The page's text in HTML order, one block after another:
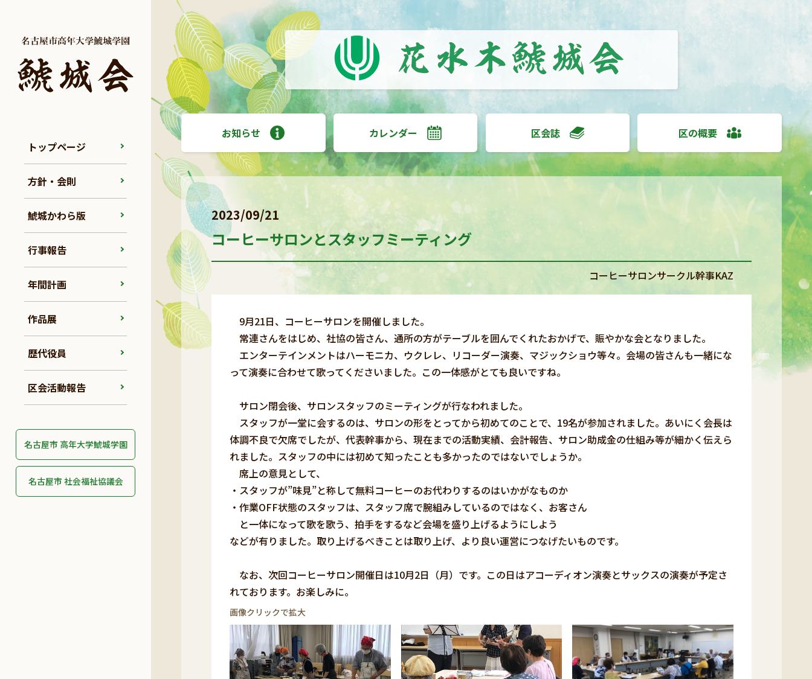
トップページ
方針・会則
鯱城かわら版
行事報告
年間計画
作品展
歴代役員
区会活動報告
名古屋市 高年大学鯱城学園
名古屋市 社会福祉協議会
お知らせ カレンダー 区会誌 区の概要
2023/09/21
コーヒーサロンとスタッフミーティング
コーヒーサロンサークル幹事KAZ
9月21日、コーヒーサロンを開催しました。
常連さんをはじめ、社協の皆さん、通所の方がテーブルを囲んでくれたおかげで、賑やかな会となりました。
エンターテインメントはハーモニカ、ウクレレ、リコーダー演奏、マジックショウ等々。会場の皆さんも一緒にな
って演奏に合わせて歌ってくださいました。この一体感がとても良いですね。
サロン閉会後、サロンスタッフのミーティングが行なわれました。
スタッフが一堂に会するのは、サロンの形をとってから初めてのことで、19名が参加されました。あいにく会長は
体調不良で欠席でしたが、代表幹事から、現在までの活動実績、会計報告、サロン助成金の仕組み等が細かく伝えら
れました。スタッフの中には初めて知ったことも多かったのではないでしょうか。
席上の意見として、
・スタッフが”味見”と称して無料コーヒーのお代わりするのはいかがなものか
・作業OFF状態のスタッフは、スタッフ席で腕組みしているのではなく、お客さん
と一体になって歌を歌う、拍手をするなど会場を盛り上げるようにしよう
などが有りました。取り上げるべきことは取り上げ、より良い運営につなげたいものです。
なお、次回コーヒーサロン開催日は10月2日（月）です。この日はアコーディオン演奏とサックスの演奏が予定さ
れております。お楽しみに。
画像クリックで拡大